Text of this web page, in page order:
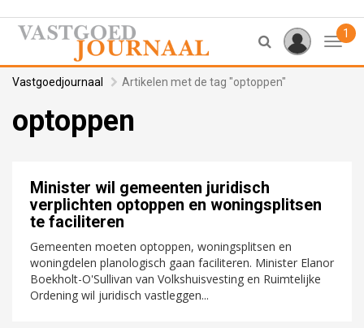
1
Vastgoedjournaal Artikelen met de tag "optoppen"
optoppen
Minister wil gemeenten juridisch
verplichten optoppen en woningsplitsen
te faciliteren
Gemeenten moeten optoppen, woningsplitsen en
woningdelen planologisch gaan faciliteren. Minister Elanor
Boekholt-O'Sullivan van Volkshuisvesting en Ruimtelijke
Ordening wil juridisch vastleggen...